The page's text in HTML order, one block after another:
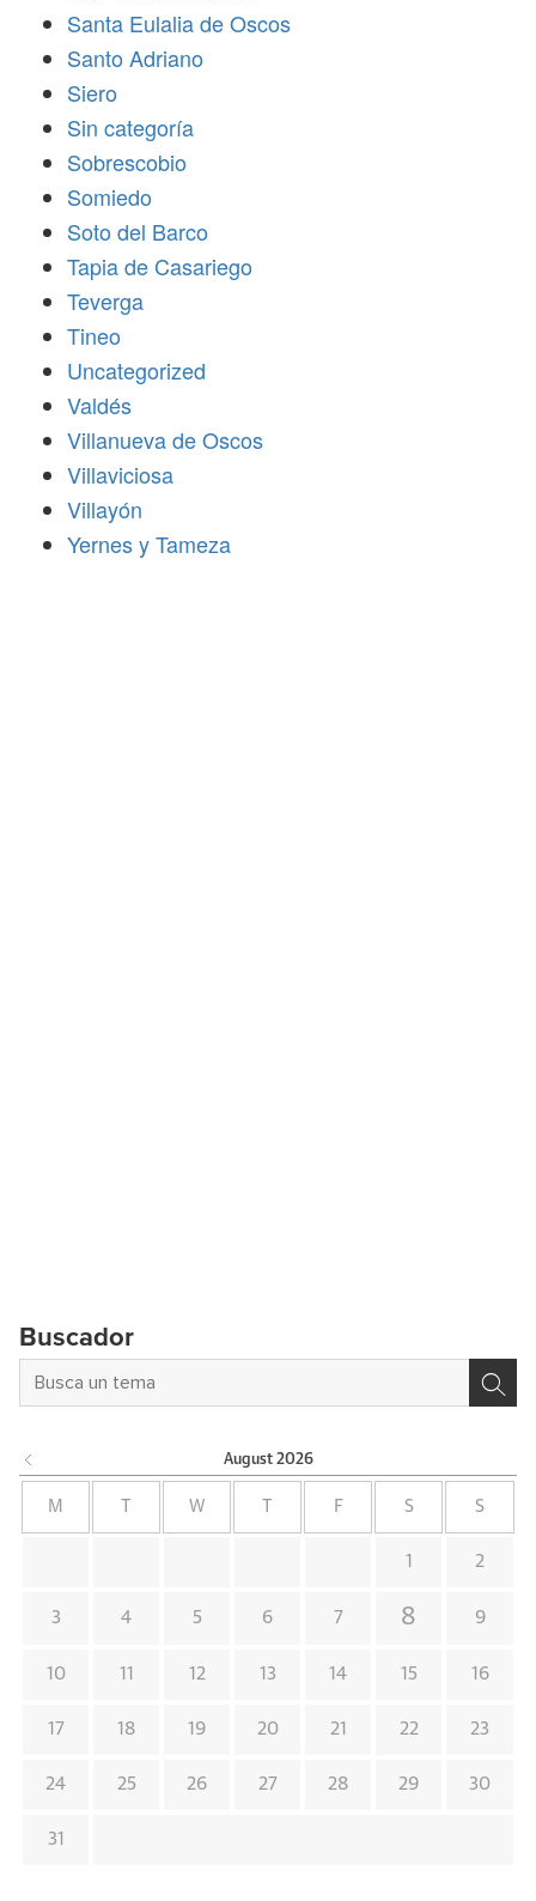
Santa Eulalia de Oscos
Santo Adriano
Siero
Sin categoría
Sobrescobio
Somiedo
Soto del Barco
Tapia de Casariego
Teverga
Tineo
Uncategorized
Valdés
Villanueva de Oscos
Villaviciosa
Villayón
Yernes y Tameza
Buscador
August 2026
M W F S S
1 2
3 4 5 6 7 8 9
10 11 12 13 14 15 16
17 18 19 20 21 22 23
24 25 26 27 28 29 30
31